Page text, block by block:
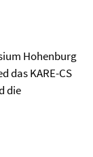
Hohenburg
das KARE-CS
die